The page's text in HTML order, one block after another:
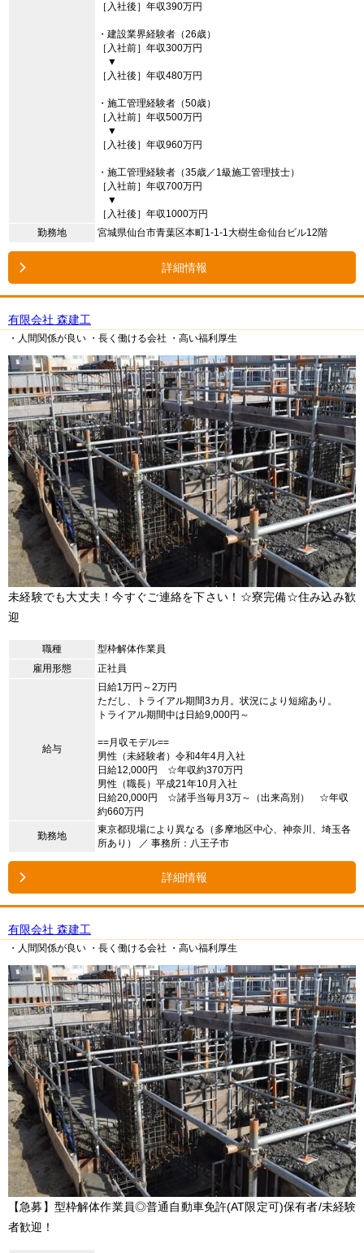
［入社後］年収390万円
・建設業界経験者（26歳）
［入社前］年収300万円
▼
［入社後］年収480万円
・施工管理経験者（50歳）
［入社前］年収500万円
▼
［入社後］年収960万円
・施工管理経験者（35歳／1級施工管理技士）
［入社前］年収700万円
▼
［入社後］年収1000万円
勤務地
宮城県仙台市青葉区本町1-1-1大樹生命仙台ビル12階
詳細情報
有限会社 森建工
・人間関係が良い ・長く働ける会社 ・高い福利厚生
未経験でも大丈夫！今すぐご連絡を下さい！☆寮完備☆住み込み歓
迎
職種
型枠解体作業員
雇用形態
正社員
給与
日給1万円～2万円
ただし、トライアル期間3カ月。状況により短縮あり。
トライアル期間中は日給9,000円～
==月収モデル==
男性（未経験者）令和4年4月入社
日給12,000円 ☆年収約370万円
男性（職長）平成21年10月入社
日給20,000円 ☆諸手当毎月3万～（出来高別） ☆年収
約660万円
勤務地
東京都現場により異なる（多摩地区中心、神奈川、埼玉各
所あり） ／ 事務所：八王子市
詳細情報
有限会社 森建工
・人間関係が良い ・長く働ける会社 ・高い福利厚生
【急募】型枠解体作業員◎普通自動車免許(AT限定可)保有者/未経験
者歓迎！